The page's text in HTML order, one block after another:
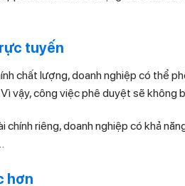
tuyến
chất lượng, doanh nghiệp có thể
vậy, công việc phê duyệt sẽ không
chính riêng, doanh nghiệp có khả
hơn